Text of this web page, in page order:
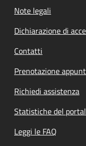
Note legali
Dichiarazione di
Contatti
Prenotazione
Richiedi assistenza
Statistiche del
Leggi le FAQ